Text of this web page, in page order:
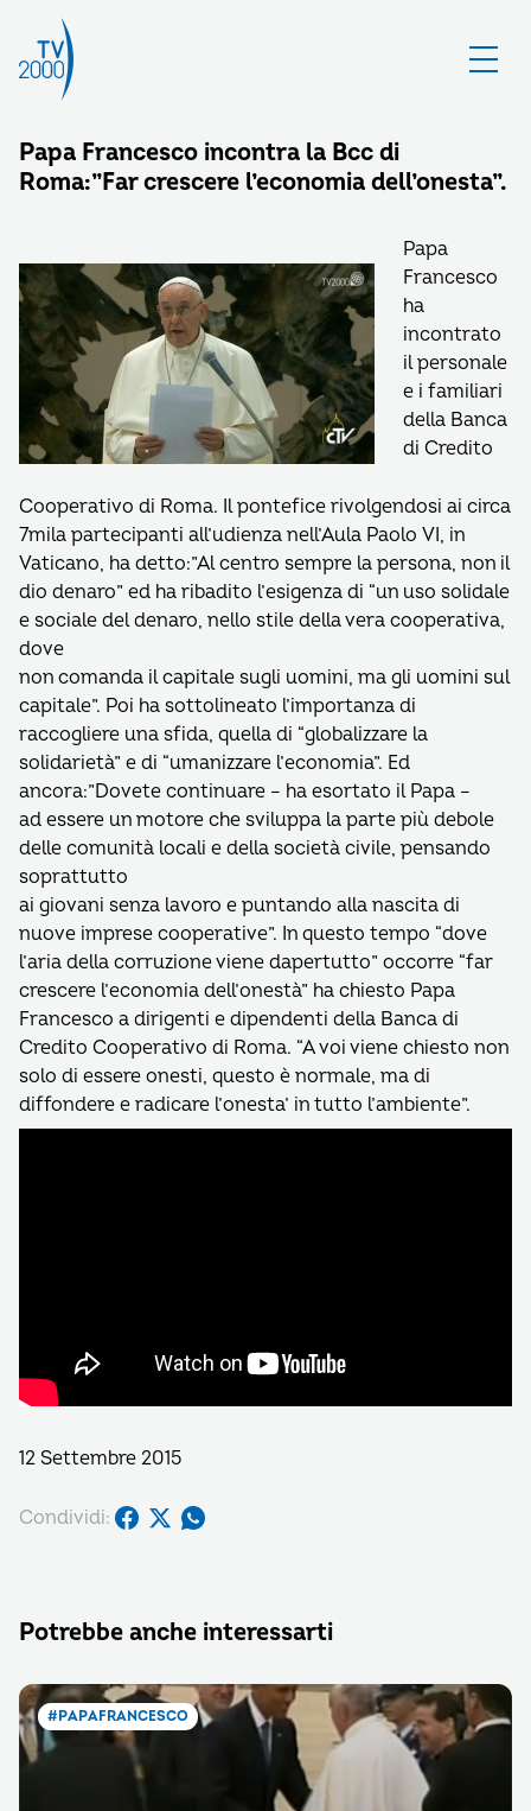
Papa Francesco incontra la Bcc di
Roma:”Far crescere l’economia dell’onesta”.
Papa
Francesco
ha
incontrato
il personale
e i familiari
della Banca
di Credito
Cooperativo di Roma. Il pontefice rivolgendosi ai circa
7mila partecipanti all’udienza nell’Aula Paolo VI, in
Vaticano, ha detto:”Al centro sempre la persona, non il
dio denaro” ed ha ribadito l’esigenza di “un uso solidale
e sociale del denaro, nello stile della vera cooperativa,
dove
non comanda il capitale sugli uomini, ma gli uomini sul
capitale”. Poi ha sottolineato l’importanza di
raccogliere una sfida, quella di “globalizzare la
solidarietà” e di “umanizzare l’economia”. Ed
ancora:”Dovete continuare – ha esortato il Papa –
ad essere un motore che sviluppa la parte più debole
delle comunità locali e della società civile, pensando
soprattutto
ai giovani senza lavoro e puntando alla nascita di
nuove imprese cooperative”. In questo tempo “dove
l’aria della corruzione viene dapertutto” occorre “far
crescere l’economia dell’onestà” ha chiesto Papa
Francesco a dirigenti e dipendenti della Banca di
Credito Cooperativo di Roma. “A voi viene chiesto non
solo di essere onesti, questo è normale, ma di
diffondere e radicare l’onesta’ in tutto l’ambiente”.
12 Settembre 2015
Condividi:
Potrebbe anche interessarti
#PAPAFRANCESCO